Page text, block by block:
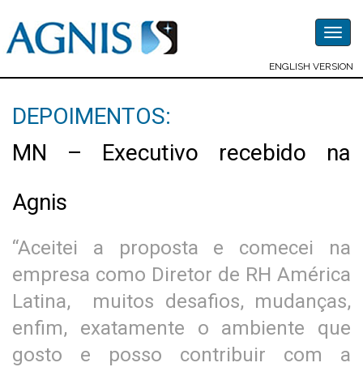
ENGLISH VERSION
DEPOIMENTOS:
MN – Executivo recebido na
Agnis
“Aceitei a proposta e comecei na
empresa como Diretor de RH América
Latina, muitos desafios, mudanças,
enfim, exatamente o ambiente que
gosto e posso contribuir com a